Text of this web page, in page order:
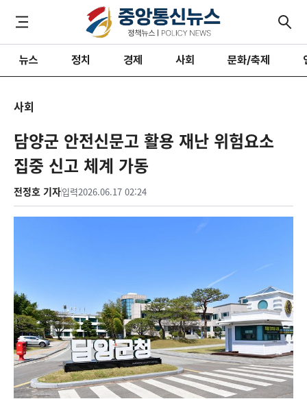
뉴스 정치 경제 사회 문화/축제
사회
담양군 안전신문고 활용 재난 위험요소
집중 신고 체계 가동
전정호 기자입력2026.06.17 02:24